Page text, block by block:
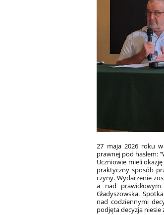
27 maja 2026 roku
prawnej pod hasłem:
Uczniowie mieli
praktyczny sposób
czyny. Wydarzenie
a nad
Gładyszowska.
nad codziennymi
podjęta decyzja niesie